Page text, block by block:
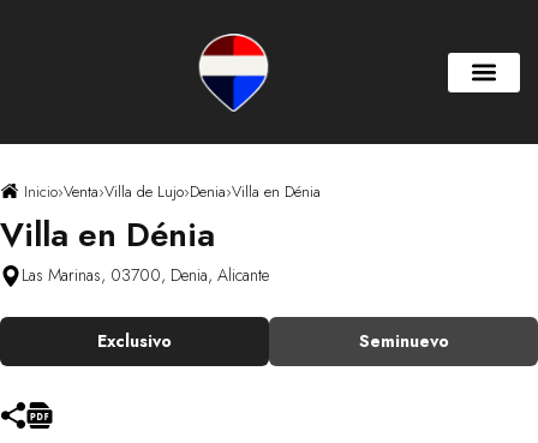
Inicio›Venta›Villa de Lujo›Denia›Villa en Dénia
Villa en Dénia
Las Marinas, 03700, Denia, Alicante
Exclusivo Seminuevo